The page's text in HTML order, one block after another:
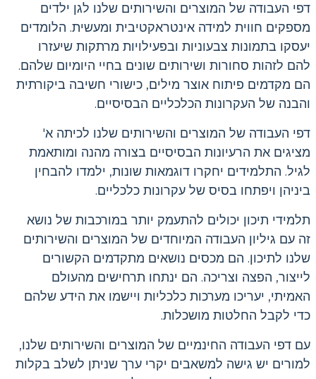
דפי העבודה של המוצרים והשירותים שלנו לגן ילדים
מספקים חווית למידה אינטראקטיבית ומעשית. הלומדים
יעסקו בתמונות צבעוניות ובפעילויות מרתקות שיעזרו
להם לזהות סחורות ושירותים שונים בחיי היומיום שלהם.
הם מקדמים פיתוח אוצר מילים, כישורי חשיבה ביקורתית
והבנה של העקרונות הכלכליים הבסיסיים.
דפי העבודה של המוצרים והשירותים שלנו לכיתה א'
מציגים את הרעיונות הבסיסיים בצורה מהנה ומותאמת
לגיל. התלמידים יחקרו דוגמאות שונות, ילמדו להבחין
ביניהן ויפתחו בסיס של עקרונות כלכליים.
תלמידי תיכון יכולים להתעמק יותר במורכבות של נושא
זה עם גיליון העבודה המיוחדים של המוצרים והשירותים
שלנו לתיכון. הם מכסים נושאים מתקדמים הקשורים
לייצור, הפצה וצריכה. הם ינתחו תרחישים מהעולם
האמיתי, יעריכו מערכות כלכליות ויישמו את הידע שלהם
כדי לקבל החלטות מושכלות.
עם דפי העבודה החינמיים של המוצרים והשירותים שלנו,
למורים יש גישה למשאבים יקרי ערך שניתן לשלב בקלות